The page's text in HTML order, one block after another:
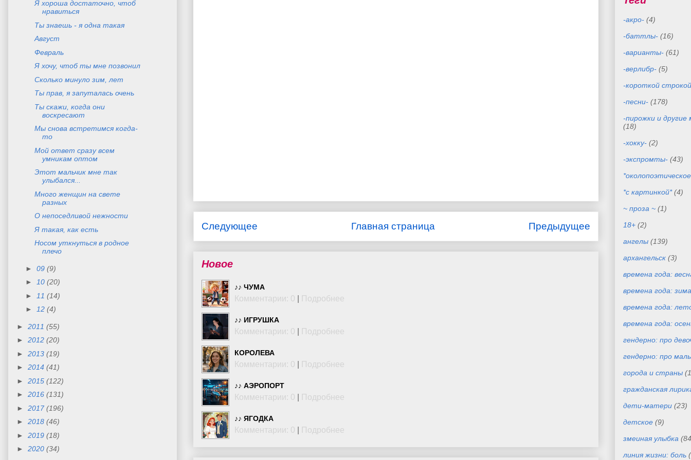
Следующее Предыдущее
Главная страница
Новое
♪♪ ЧУМА
Комментарии: 0 Подробнее
♪♪ ИГРУШКА
Комментарии: 0 Подробнее
КОРОЛЕВА
Комментарии: 0 Подробнее
♪♪ АЭРОПОРТ
Комментарии: 0 Подробнее
♪♪ ЯГОДКА
Комментарии: 0 Подробнее
Я хороша достаточно, чтоб
нравиться
Ты знаешь - я одна такая
Август
Февраль
Я хочу, чтоб ты мне позвонил
Сколько минуло зим, лет
Ты прав, я запуталась очень
Ты скажи, когда они
воскресают
Мы снова встретимся когда-
то
Мой ответ сразу всем
умникам оптом
Этот мальчик мне так
улыбался...
Много женщин на свете
разных
О непоседливой нежности
Я такая, как есть
Носом уткнуться в родное
плечо
► 09 (9)
►
10 (20)
►
11 (14)
►
12 (4)
► 2011 (55)
► 2012 (20)
► 2013 (19)
► 2014 (41)
► 2015 (122)
► 2016 (131)
► 2017 (196)
► 2018 (46)
► 2019 (18)
► 2020 (34)
-акро- (4)
-баттлы- (16)
-варианты- (61)
-верлибр- (5)
-короткой
-песни- (178)
-пирожки и
(18)
-хокку- (2)
-экспромты- (43)
*с картинкой* (4)
~ проза ~ (1)
18+ (2)
ангелы (139)
архангельск (3)
времена года:
времена года: зима
времена года:
времена года:
гендерно: про
гендерно: про
города и страны
гражданская
дети-матери (23)
детское (9)
змеиная улыбка
линия жизни: боль